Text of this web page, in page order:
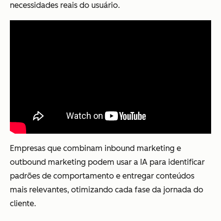
necessidades reais do usuário.
Empresas que combinam inbound marketing e
outbound marketing podem usar a IA para identificar
padrões de comportamento e entregar conteúdos
mais relevantes, otimizando cada fase da jornada do
cliente.